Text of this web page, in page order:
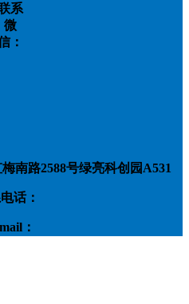
系
微
：
南路2588号绿亮科创园A531
话：
：